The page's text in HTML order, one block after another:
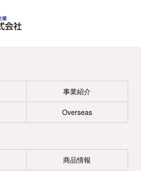
事業紹介
Overseas
商品情報